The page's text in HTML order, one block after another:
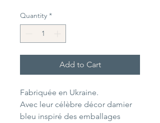
Quantity *
Add to Cart
Fabriquée en Ukraine.
Avec leur célèbre décor damier
bleu inspiré des emballages